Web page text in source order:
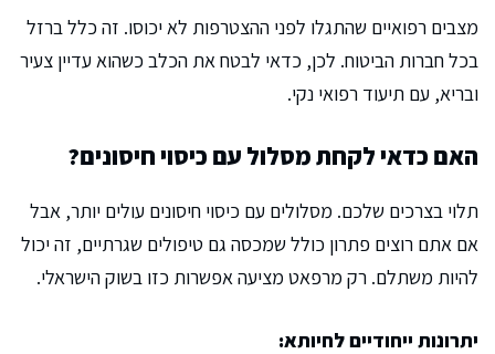
מצבים רפואיים שהתגלו לפני ההצטרפות לא יכוסו. זה כלל ברזל
בכל חברות הביטוח. לכן, כדאי לבטח את הכלב כשהוא עדיין צעיר
ובריא, עם תיעוד רפואי נקי.
האם כדאי לקחת מסלול עם כיסוי חיסונים?
תלוי בצרכים שלכם. מסלולים עם כיסוי חיסונים עולים יותר, אבל
אם אתם רוצים פתרון כולל שמכסה גם טיפולים שגרתיים, זה יכול
להיות משתלם. רק מרפאט מציעה אפשרות כזו בשוק הישראלי.
יתרונות ייחודיים לחיותא: